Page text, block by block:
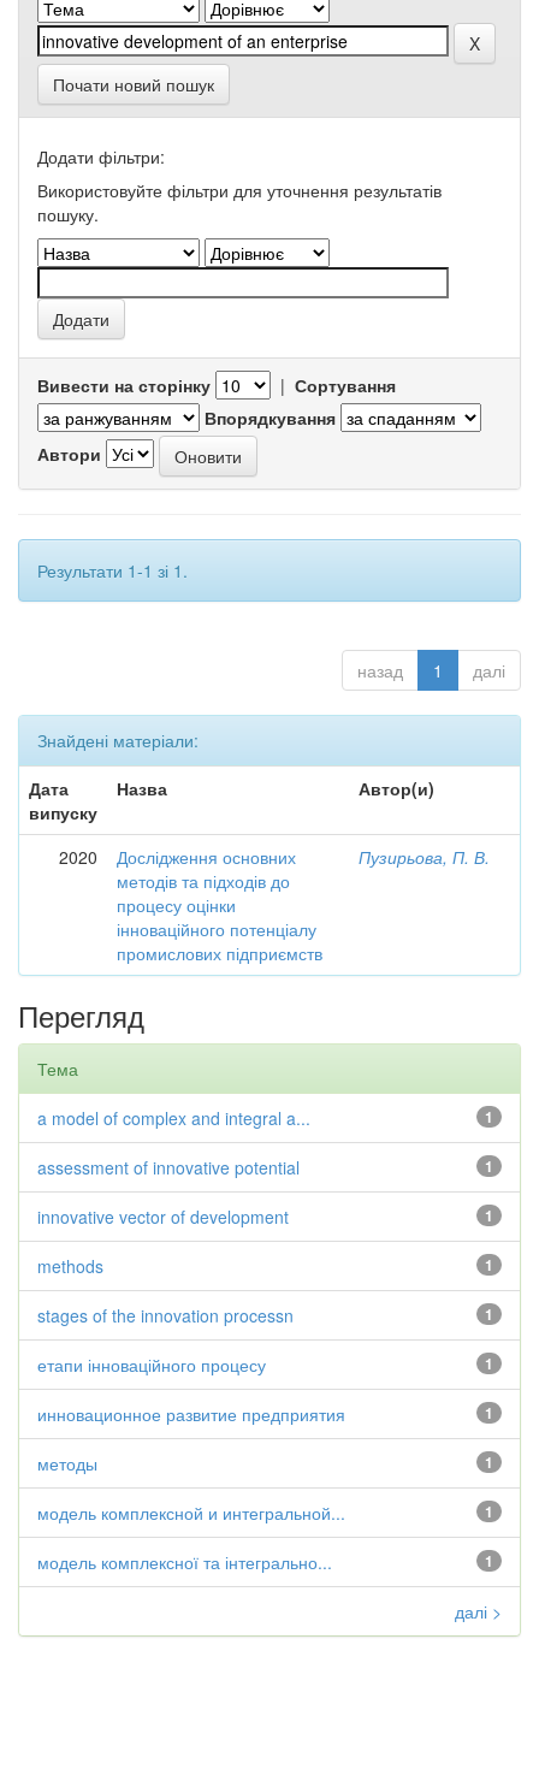
Почати новий пошук
Додати фільтри:
Використовуйте фільтри для уточнення результатів
пошуку.
Вивести на сторінку | Сортування
Впорядкування
Автори
Результати 1-1 зі 1.
назад 1 далі
Знайдені матеріали:
Дата
випуску
Назва Автор(и)
2020
Дослідження основних
методів та підходів до
процесу оцінки
інноваційного потенціалу
промислових підприємств
Пузирьова, П. В.
Перегляд
Тема
1
a model of complex and integral a...
1
assessment of innovative potential
1
innovative vector of development
1
methods
1
stages of the innovation processn
1
етапи інноваційного процесу
1
инновационное развитие предприятия
1
методы
1
модель комплексной и интегральной...
1
модель комплексної та інтегрально...
далі >